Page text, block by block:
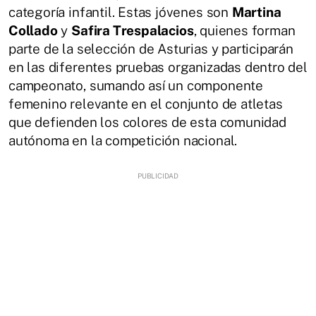
categoría infantil. Estas jóvenes son Martina
Colladoy Safira Trespalacios, quienes forman
parte de la selección de Asturias y participarán
en las diferentes pruebas organizadas dentro del
campeonato, sumando así un componente
femenino relevante en el conjunto de atletas
que defienden los colores de esta comunidad
autónoma en la competición nacional.